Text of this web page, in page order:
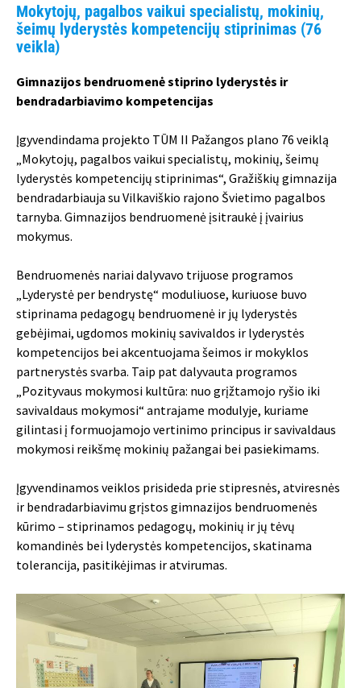
Mokytojų, pagalbos vaikui specialistų, mokinių,
šeimų lyderystės kompetencijų stiprinimas (76
veikla)
Gimnazijos bendruomenė stiprino lyderystės ir
bendradarbiavimo kompetencijas
Įgyvendindama projekto TŪM II Pažangos plano 76 veiklą
„Mokytojų, pagalbos vaikui specialistų, mokinių, šeimų
lyderystės kompetencijų stiprinimas“, Gražiškių gimnazija
bendradarbiauja su Vilkaviškio rajono Švietimo pagalbos
tarnyba. Gimnazijos bendruomenė įsitraukė į įvairius
mokymus.
Bendruomenės nariai dalyvavo trijuose programos
„Lyderystė per bendrystę“ moduliuose, kuriuose buvo
stiprinama pedagogų bendruomenė ir jų lyderystės
gebėjimai, ugdomos mokinių savivaldos ir lyderystės
kompetencijos bei akcentuojama šeimos ir mokyklos
partnerystės svarba. Taip pat dalyvauta programos
„Pozityvaus mokymosi kultūra: nuo grįžtamojo ryšio iki
savivaldaus mokymosi“ antrajame modulyje, kuriame
gilintasi į formuojamojo vertinimo principus ir savivaldaus
mokymosi reikšmę mokinių pažangai bei pasiekimams.
Įgyvendinamos veiklos prisideda prie stipresnės, atviresnės
ir bendradarbiavimu grįstos gimnazijos bendruomenės
kūrimo – stiprinamos pedagogų, mokinių ir jų tėvų
komandinės bei lyderystės kompetencijos, skatinama
tolerancija, pasitikėjimas ir atvirumas.